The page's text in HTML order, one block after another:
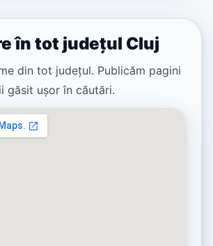
în tot județul Cluj
din tot județul. Publicăm pagini
găsit ușor în căutări.